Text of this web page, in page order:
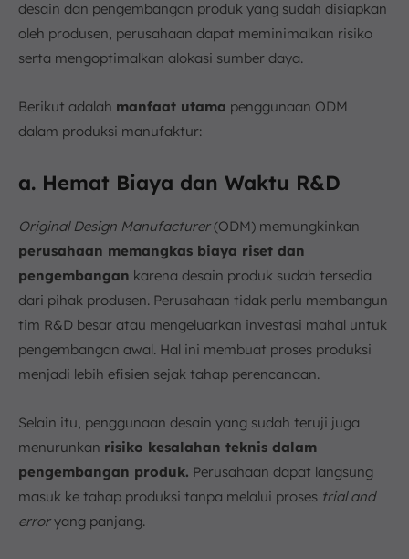
desain dan pengembangan produk yang sudah disiapkan
oleh produsen, perusahaan dapat meminimalkan risiko
serta mengoptimalkan alokasi sumber daya.
Berikut adalah manfaat utama penggunaan ODM
dalam produksi manufaktur:
a. Hemat Biaya dan Waktu R&D
Original Design Manufacturer(ODM) memungkinkan
perusahaan memangkas biaya riset dan
pengembangan karena desain produk sudah tersedia
dari pihak produsen. Perusahaan tidak perlu membangun
tim R&D besar atau mengeluarkan investasi mahal untuk
pengembangan awal. Hal ini membuat proses produksi
menjadi lebih efisien sejak tahap perencanaan.
Selain itu, penggunaan desain yang sudah teruji juga
menurunkan risiko kesalahan teknis dalam
pengembangan produk. Perusahaan dapat langsung
masuk ke tahap produksi tanpa melalui proses trial and
erroryang panjang.